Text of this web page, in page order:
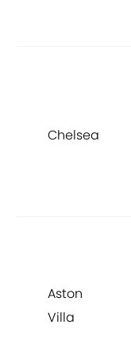
Chelsea
Aston
Villa